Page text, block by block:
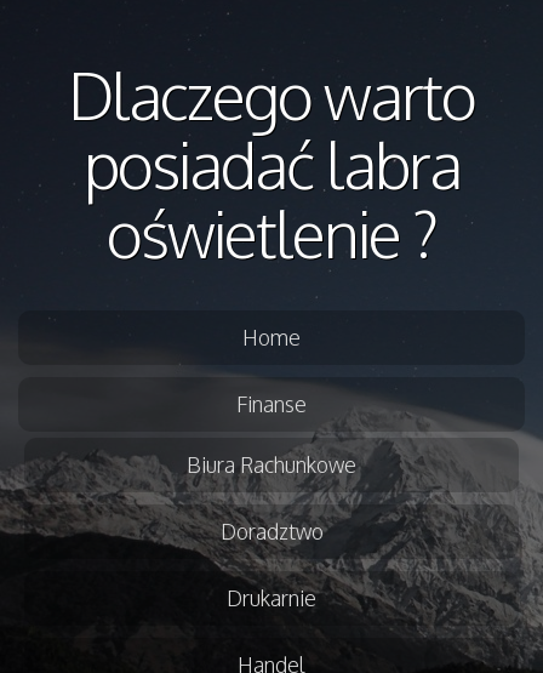
Dlaczego warto
posiadać labra
oświetlenie ?
Home
Finanse
Biura Rachunkowe
Doradztwo
Drukarnie
Handel